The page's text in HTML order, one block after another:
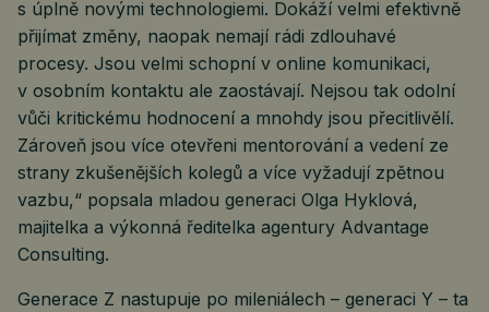
s úplně novými technologiemi. Dokáží velmi efektivně
přijímat změny, naopak nemají rádi zdlouhavé
procesy. Jsou velmi schopní v online komunikaci,
v osobním kontaktu ale zaostávají. Nejsou tak odolní
vůči kritickému hodnocení a mnohdy jsou přecitlivělí.
Zároveň jsou více otevřeni mentorování a vedení ze
strany zkušenějších kolegů a více vyžadují zpětnou
vazbu,“ popsala mladou generaci Olga Hyklová,
majitelka a výkonná ředitelka agentury Advantage
Consulting.
Generace Z nastupuje po mileniálech – generaci Y – ta